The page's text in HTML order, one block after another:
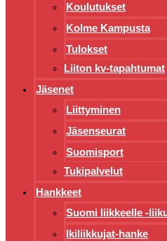
Koulutukset
Kolme Kampusta
Tulokset
Liiton kv-tapahtumat
Jäsenet
Liittyminen
Jäsenseurat
Suomisport
Tukipalvelut
Hankkeet
Suomi liikkeelle -
Ikiliikkujat-hanke